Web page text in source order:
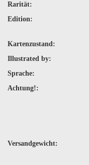
Rarität:
Edition:
Kartenzustand:
Illustrated by:
Sprache:
Achtung!:
Versandgewicht: